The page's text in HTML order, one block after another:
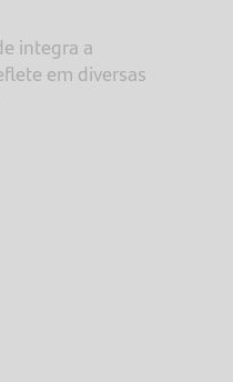
integra a
em diversas